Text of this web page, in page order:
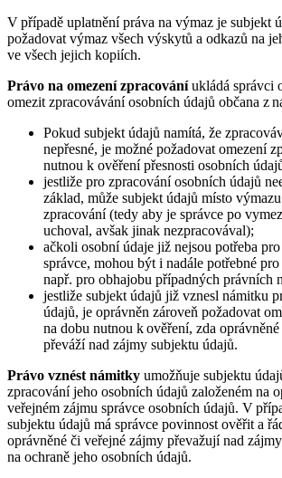
V případě uplatnění práva na výmaz je subjekt
požadovat výmaz všech výskytů a odkazů na
ve všech jejich kopiích.
Právo na omezení zpracováníukládá správci
omezit zpracovávání osobních údajů občana z
Pokud subjekt údajů namítá, že
nepřesné, je možné požadovat omezení
nutnou k ověření přesnosti osobních
jestliže pro zpracování osobních údajů
základ, může subjekt údajů místo
zpracování (tedy aby je správce po
uchoval, avšak jinak nezpracovával);
ačkoli osobní údaje již nejsou potřeba
správce, mohou být i nadále potřebné pro
např. pro obhajobu případných právních
jestliže subjekt údajů již vznesl námitku
údajů, je oprávněn zároveň požadovat
na dobu nutnou k ověření, zda
převáží nad zájmy subjektu údajů.
Právo vznést námitky umožňuje subjektu
zpracování jeho osobních údajů založeném na
veřejném zájmu správce osobních údajů. V
subjektu údajů má správce povinnost ověřit a
oprávněné či veřejné zájmy převažují nad
na ochraně jeho osobních údajů.